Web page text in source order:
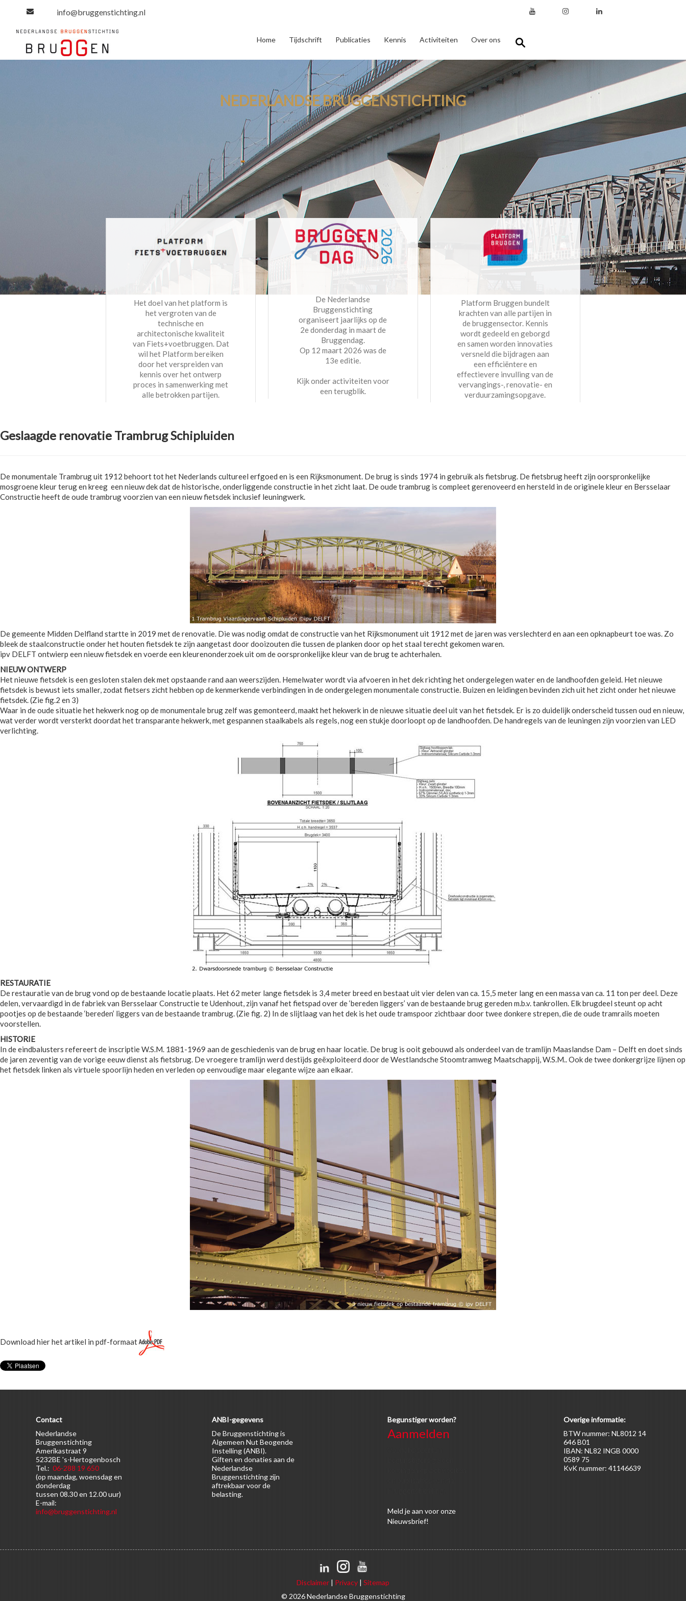
info@bruggenstichting.nl
Home Tijdschrift Publicaties Kennis Activiteiten Over ons
NEDERLANDSE BRUGGENSTICHTING
Het doel van het platform is
het vergroten van de
technische en
architectonische kwaliteit
van Fiets+voetbruggen. Dat
wil het Platform bereiken
door het verspreiden van
kennis over het ontwerp
proces in samenwerking met
alle betrokken partijen.
De Nederlandse
Bruggenstichting
organiseert jaarlijks op de
2e donderdag in maart de
Bruggendag.
Op 12 maart 2026 was de
13e editie.
Kijk onder activiteiten voor
een terugblik.
Platform Bruggen bundelt
krachten van alle partijen in
de bruggensector. Kennis
wordt gedeeld en geborgd
en samen worden innovaties
versneld die bijdragen aan
een efficiëntere en
effectievere invulling van de
vervangings-, renovatie- en
verduurzamingsopgave.
Geslaagde renovatie Trambrug Schipluiden
De monumentale Trambrug uit 1912 behoort tot het Nederlands cultureel erfgoed en is een Rijksmonument. De brug is sinds 1974 in gebruik als fietsbrug. De fietsbrug heeft zijn oorspronkelijke
mosgroene kleur terug en kreeg een nieuw dek dat de historische, onderliggende constructie in het zicht laat. De oude trambrug is compleet gerenoveerd en hersteld in de originele kleur en Bersselaar
Constructie heeft de oude trambrug voorzien van een nieuw fietsdek inclusief leuningwerk.
De gemeente Midden Delfland startte in 2019 met de renovatie. Die was nodig omdat de constructie van het Rijksmonument uit 1912 met de jaren was verslechterd en aan een opknapbeurt toe was. Zo
bleek de staalconstructie onder het houten fietsdek te zijn aangetast door dooizouten die tussen de planken door op het staal terecht gekomen waren.
ipv DELFT ontwierp een nieuw fietsdek en voerde een kleurenonderzoek uit om de oorspronkelijke kleur van de brug te achterhalen.
NIEUW ONTWERP
Het nieuwe fietsdek is een gesloten stalen dek met opstaande rand aan weerszijden. Hemelwater wordt via afvoeren in het dek richting het ondergelegen water en de landhoofden geleid. Het nieuwe
fietsdek is bewust iets smaller, zodat fietsers zicht hebben op de kenmerkende verbindingen in de ondergelegen monumentale constructie. Buizen en leidingen bevinden zich uit het zicht onder het nieuwe
fietsdek. (Zie fig.2 en 3)
Waar in de oude situatie het hekwerk nog op de monumentale brug zelf was gemonteerd, maakt het hekwerk in de nieuwe situatie deel uit van het fietsdek. Er is zo duidelijk onderscheid tussen oud en nieuw,
wat verder wordt versterkt doordat het transparante hekwerk, met gespannen staalkabels als regels, nog een stukje doorloopt op de landhoofden. De handregels van de leuningen zijn voorzien van LED
verlichting.
RESTAURATIE
De restauratie van de brug vond op de bestaande locatie plaats. Het 62 meter lange fietsdek is 3,4 meter breed en bestaat uit vier delen van ca. 15,5 meter lang en een massa van ca. 11 ton per deel. Deze
delen, vervaardigd in de fabriek van Bersselaar Constructie te Udenhout, zijn vanaf het fietspad over de ‘bereden liggers’ van de bestaande brug gereden m.b.v. tankrollen. Elk brugdeel steunt op acht
pootjes op de bestaande ‘bereden’ liggers van de bestaande trambrug. (Zie fig. 2) In de slijtlaag van het dek is het oude tramspoor zichtbaar door twee donkere strepen, die de oude tramrails moeten
voorstellen.
HISTORIE
In de eindbalusters refereert de inscriptie W.S.M. 1881-1969 aan de geschiedenis van de brug en haar locatie. De brug is ooit gebouwd als onderdeel van de tramlijn Maaslandse Dam – Delft en doet sinds
de jaren zeventig van de vorige eeuw dienst als fietsbrug. De vroegere tramlijn werd destijds geëxploiteerd door de Westlandsche Stoomtramweg Maatschappij, W.S.M.. Ook de twee donkergrijze lijnen op
het fietsdek linken als virtuele spoorlijn heden en verleden op eenvoudige maar elegante wijze aan elkaar.
Download hier het artikel in pdf-formaat
Contact
Nederlandse
Bruggenstichting
Amerikastraat 9
5232BE 's-Hertogenbosch
Tel.: 06-288 19 650
(op maandag, woensdag en
donderdag
tussen 08.30 en 12.00 uur)
E-mail:
info@bruggenstichting.nl
ANBI-gegevens
De Bruggenstichting is
Algemeen Nut Beogende
Instelling (ANBI).
Giften en donaties aan de
Nederlandse
Bruggenstichting zijn
aftrekbaar voor de
belasting.
Begunstiger worden?
Aanmelden
Meldje aan voor onze
Nieuwsbrief!
Overige informatie:
BTW nummer: NL8012 14
646 B01
IBAN: NL82 INGB 0000
0589 75
KvK nummer: 41146639
Disclaimer | Privacy | Sitemap
© 2026 Nederlandse Bruggenstichting